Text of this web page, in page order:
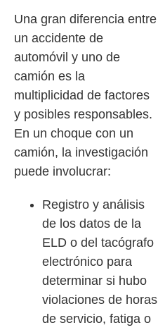
Una gran diferencia entre
un accidente de
automóvil y uno de
camión es la
multiplicidad de factores
y posibles responsables.
En un choque con un
camión, la investigación
puede involucrar:
Registro y análisis
de los datos de la
ELD o del tacógrafo
electrónico para
determinar si hubo
violaciones de horas
de servicio, fatiga o